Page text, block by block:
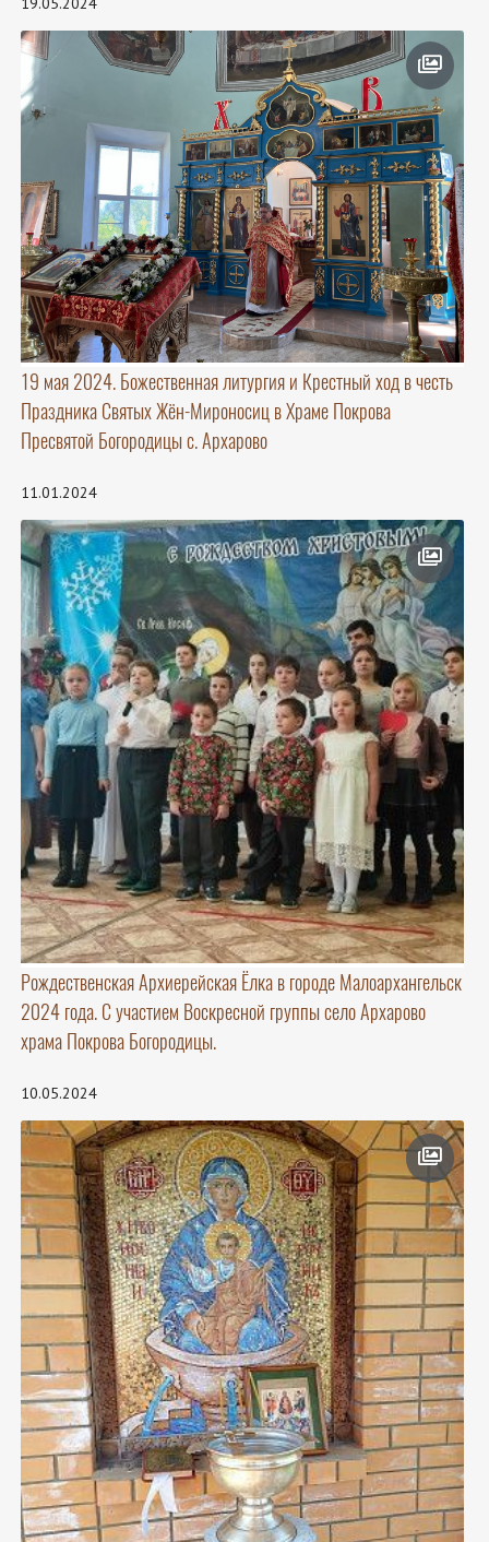
19 мая 2024. Божественная литургия и Крестный ход в честь
Праздника Святых Жён-Мироносиц в Храме Покрова
Пресвятой Богородицы с. Архарово
11.01.2024
Рождественская Архиерейская Ёлка в городе Малоархангельск
2024 года. С участием Воскресной группы село Архарово
храма Покрова Богородицы.
10.05.2024